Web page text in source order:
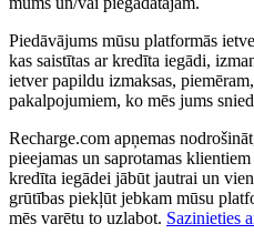
Piedāvājums mūsu platformās
kas saistītas ar kredīta iegādi,
ietver papildu izmaksas,
pakalpojumiem, ko mēs jums
Recharge.com apņemas
pieejamas un saprotamas
kredīta iegādei jābūt jautrai un
grūtības piekļūt jebkam mūsu
mēs varētu to uzlabot. Sazinieties